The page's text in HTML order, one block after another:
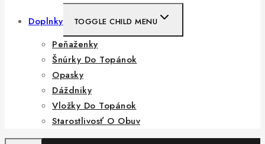
Doplnky
TOGGLE CHILD MENU
Peňaženky
Šnúrky Do Topánok
Opasky
Dáždniky
Vložky Do Topánok
Starostlivosť O Obuv